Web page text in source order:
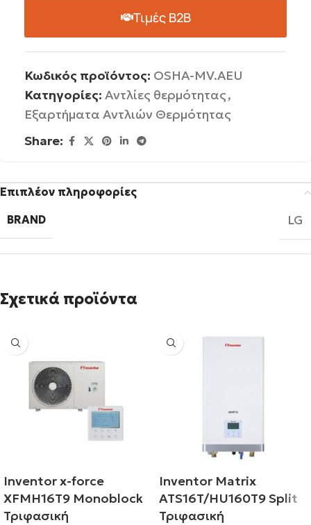
Τιμές B2B
Κωδικός προϊόντος: OSHA-MV.AEU
Κατηγορίες: Αντλίες θερμότητας,
Εξαρτήματα Αντλιών Θερμότητας
Share:
Επιπλέον πληροφορίες
BRAND
LG
Σχετικά προϊόντα
Inventor x-force
XFMH16T9 Monoblock
Τριφασική
Inventor Matrix
ATS16T/HU160T9 Split
Τριφασική